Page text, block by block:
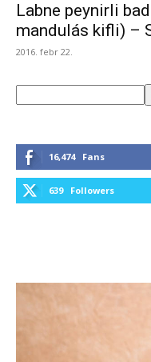
Labne peynirli
mandulás kifli) –
2016. febr 22.
16,474 Fans
639 Followers